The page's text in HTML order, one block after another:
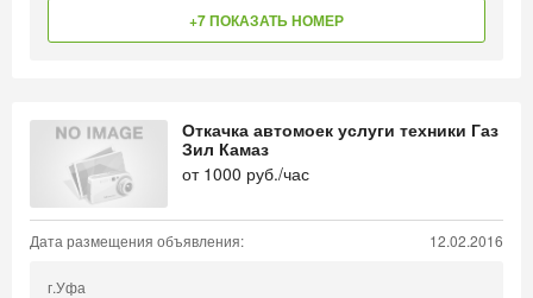
+7 ПОКАЗАТЬ НОМЕР
Откачка автомоек услуги техники Газ
Зил Камаз
от 1000 руб./час
Дата размещения объявления: 12.02.2016
г.Уфа